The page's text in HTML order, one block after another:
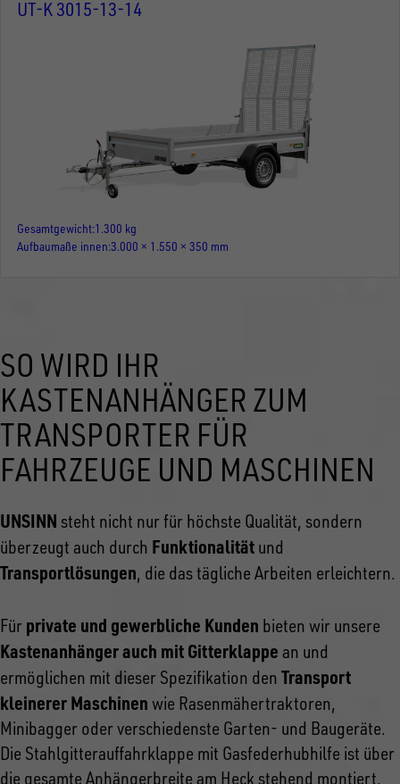
UT-K 3015-13-14
Gesamtgewicht 1.300 kg
Aufbaumaße innen 3.000 × 1.550 × 350 mm
SO WIRD IHR
KASTENANHÄNGER ZUM
TRANSPORTER FÜR
FAHRZEUGE UND MASCHINEN
UNSINN steht nicht nur für höchste Qualität, sondern
überzeugt auch durch Funktionalität und
Transportlösungen, die das tägliche Arbeiten erleichtern.
Für private und gewerbliche Kunden bieten wir unsere
Kastenanhänger auch mit Gitterklappe an und
ermöglichen mit dieser Spezifikation den Transport
kleinerer Maschinen wie Rasenmähertraktoren,
Minibagger oder verschiedenste Garten- und Baugeräte.
Die Stahlgitterauffahrklappe mit Gasfederhubhilfe ist über
die gesamte Anhängerbreite am Heck stehend montiert.